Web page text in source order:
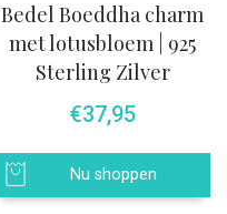
Bedel Boeddha charm
met lotusbloem | 925
Sterling Zilver
€37,95
Nu shoppen